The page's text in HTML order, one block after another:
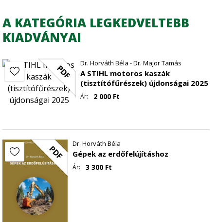
A KATEGÓRIA LEGKEDVELTEBB
KIADVÁNYAI
PDF Dr. Horváth Béla - Dr. Major Tamás
A STIHL motoros kaszák
(tisztítófűrészek) újdonságai 2025
Ár: 2 000 Ft
PDF Dr. Horváth Béla
Gépek az erdőfelújításhoz
Ár: 3 300 Ft